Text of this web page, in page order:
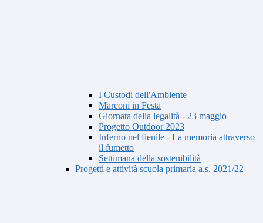
I Custodi dell'Ambiente
Marconi in Festa
Giornata della legalità - 23 maggio
Progetto Outdoor 2023
Inferno nel fienile - La memoria attraverso
il fumetto
Settimana della sostenibilità
Progetti e attività scuola primaria a.s. 2021/22